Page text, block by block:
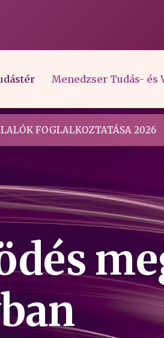
Menedzser Tudás- és
FOGLALKOZTATÁSA 2026